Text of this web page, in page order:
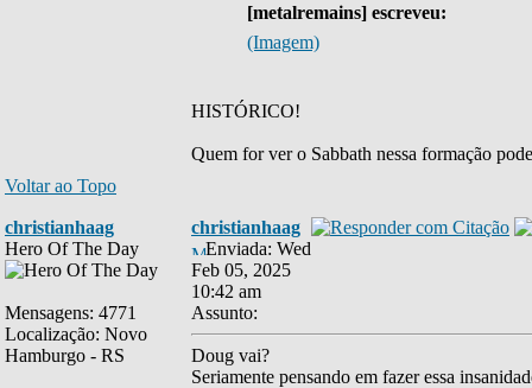
[metalremains] escreveu:
(Imagem)
HISTÓRICO!
Quem for ver o Sabbath nessa formação
Voltar ao Topo
christianhaag
Hero Of The Day
Mensagens: 4771
Localização: Novo
Hamburgo - RS
christianhaag
Enviada: Wed
Feb 05, 2025
10:42 am
Assunto:
Doug vai?
Seriamente pensando em fazer essa